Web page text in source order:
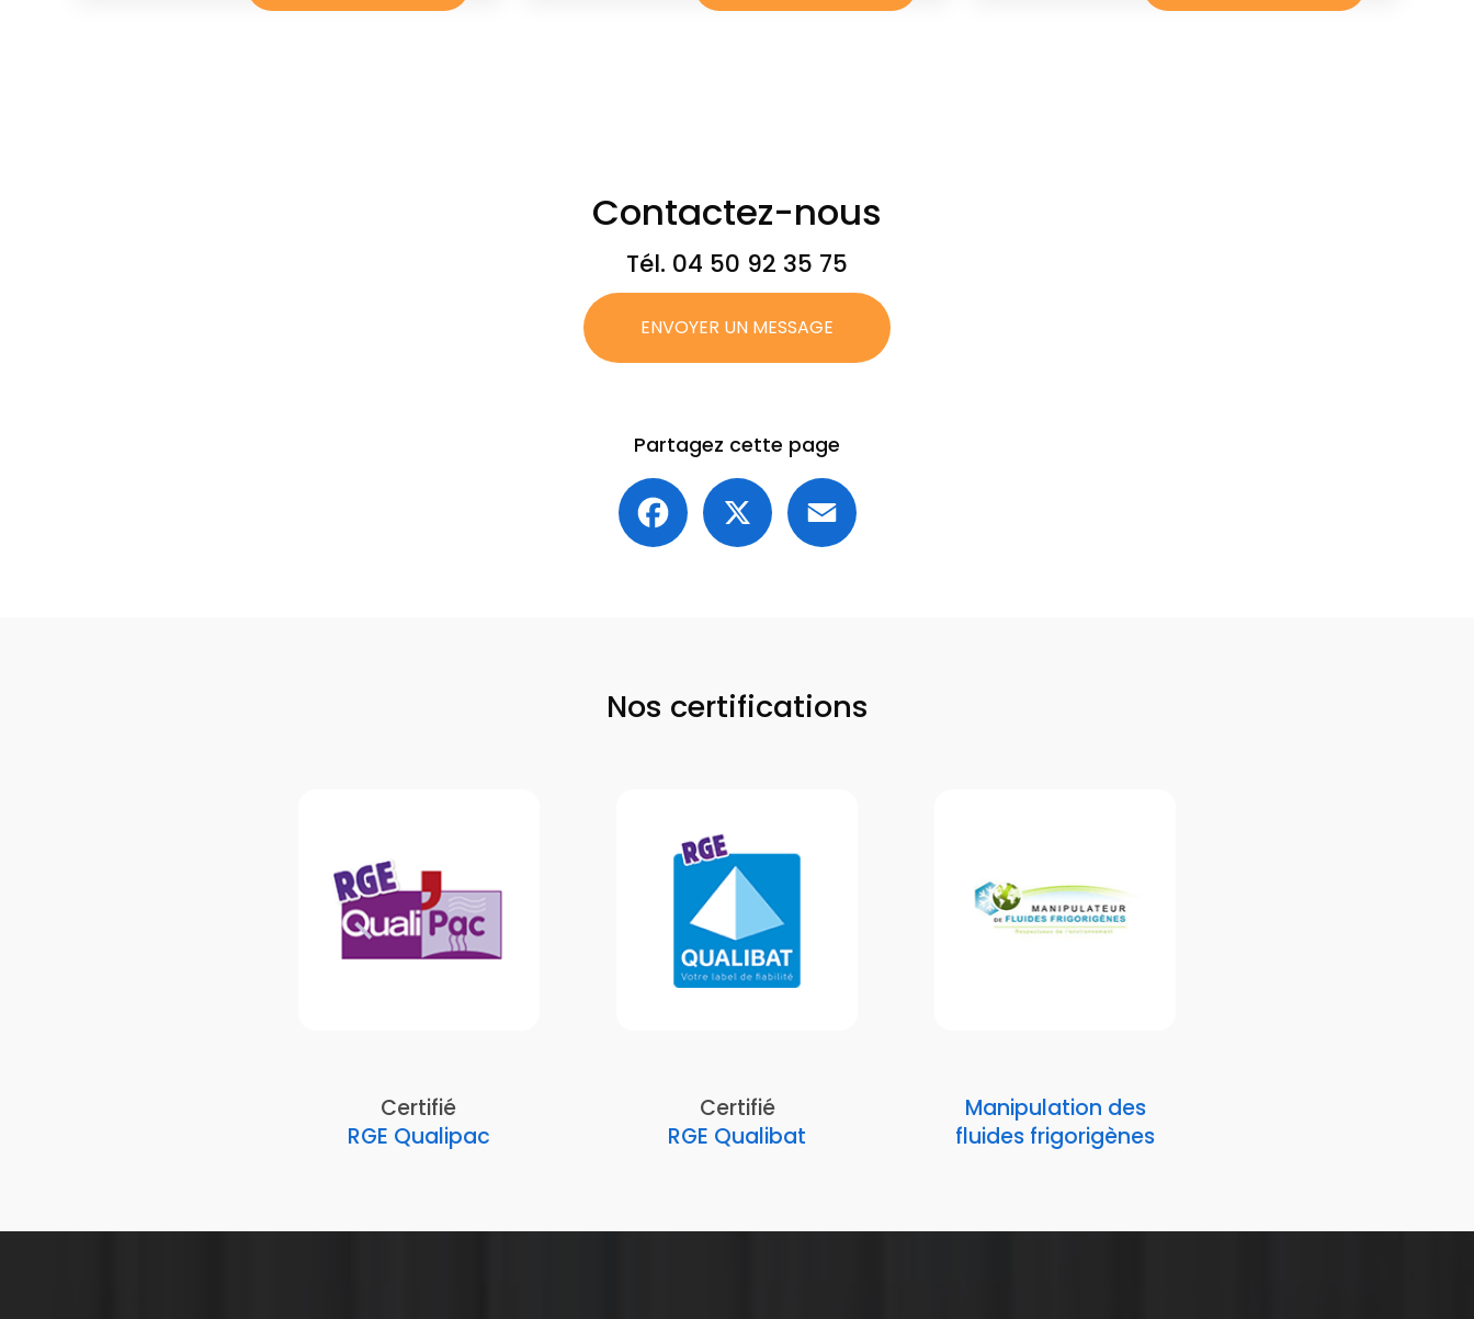
Contactez-nous
Tél. 04 50 92 35 75
ENVOYER UN MESSAGE
Partagez cette page
Facebook
Nos certifications
Certifié
RGE Qualipac
Certifié
RGE Qualibat
Manipulation des
fluides frigorigènes